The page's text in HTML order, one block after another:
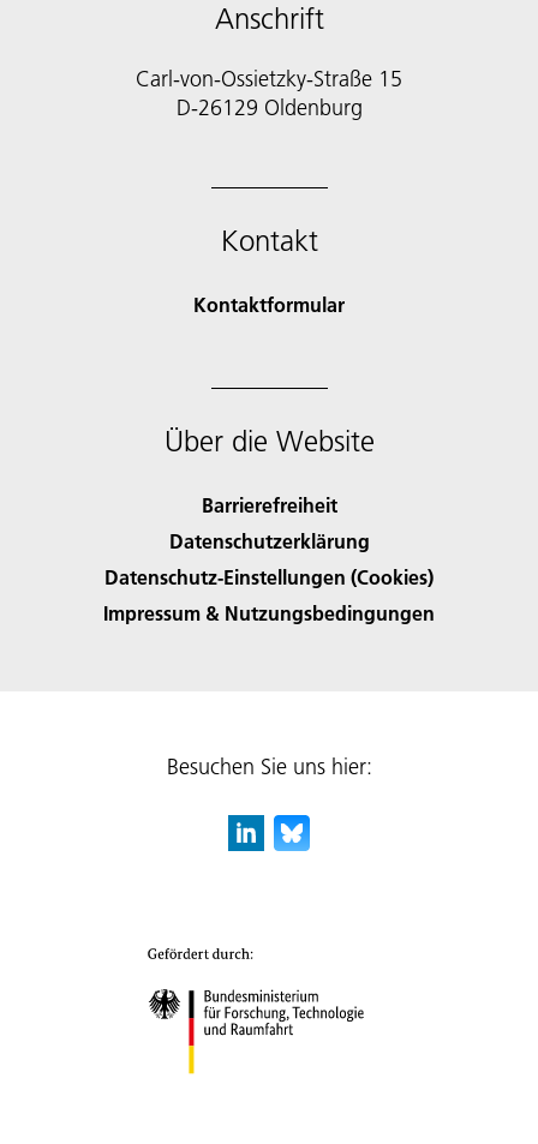
Anschrift
Carl-von-Ossietzky-Straße 15
D-26129 Oldenburg
Kontakt
Kontaktformular
Über die Website
Barrierefreiheit
Datenschutzerklärung
Datenschutz-Einstellungen (Cookies)
Impressum & Nutzungsbedingungen
Besuchen Sie uns hier: